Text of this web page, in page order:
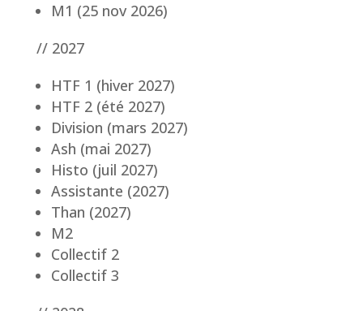
M1 (25 nov 2026)
// 2027
HTF 1 (hiver 2027)
HTF 2 (été 2027)
Division (mars 2027)
Ash (mai 2027)
Histo (juil 2027)
Assistante (2027)
Than (2027)
M2
Collectif 2
Collectif 3